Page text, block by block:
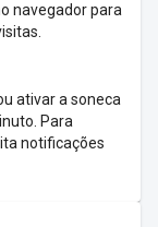
navegador para
ativar a soneca
Para
notificações